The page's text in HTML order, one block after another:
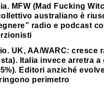
MFW (Mad Fucking
australiano è
radio e podcast
UK, AA/WARC: cresce
Italia invece arretra a
Editori anziché
perimetro